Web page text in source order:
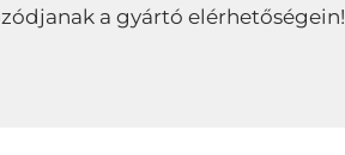
a gyártó elérhetőségein!